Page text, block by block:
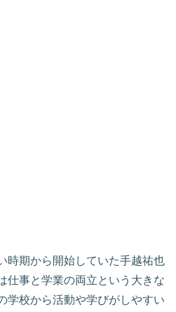
時期から開始していた手越祐也
仕事と学業の両立という大きな
学校から活動や学びがしやすい